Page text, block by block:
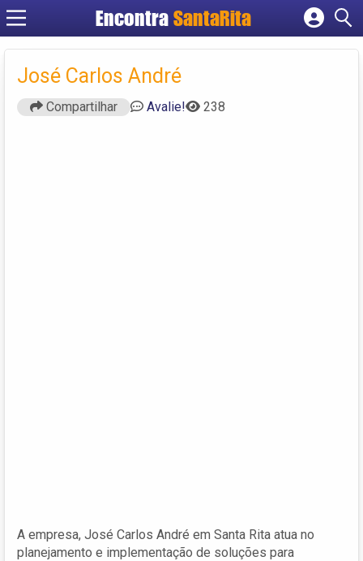
EncontraSantaRita
Cadastrar empresa
Criar conta
José Carlos André
Compartilhar Avalie! 238
A empresa, José Carlos André em Santa Rita atua no
planejamento e implementação de soluções para